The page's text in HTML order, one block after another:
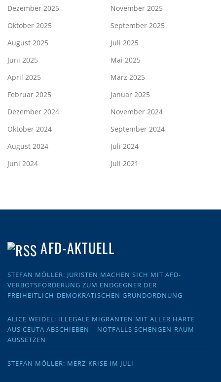
Dezember 2025
November 2025
Oktober 2025
September 2025
August 2025
Juli 2025
Juni 2025
Mai 2025
April 2025
März 2025
Februar 2025
Januar 2025
Dezember 2024
November 2024
Oktober 2024
September 2024
August 2024
Juli 2024
Juni 2024
Juli 2021
AFD-AKTUELL
STEFAN MÖLLER: JURISTEN MACHEN SICH MIT AFD-
VERBOTSFORDERUNG ZUM ENDGEGNER DER
FREIHEITLICH-DEMOKRATISCHEN GRUNDORDNUNG
ALICE WEIDEL: ILLEGALE MIGRANTEN MIT ALLER HÄRTE
AUS CEUTA ABSCHIEBEN – NOTFALLS SCHENGEN-RAUM
AUSSETZEN
STEFAN MÖLLER: MERZ-KRISE IM JULI